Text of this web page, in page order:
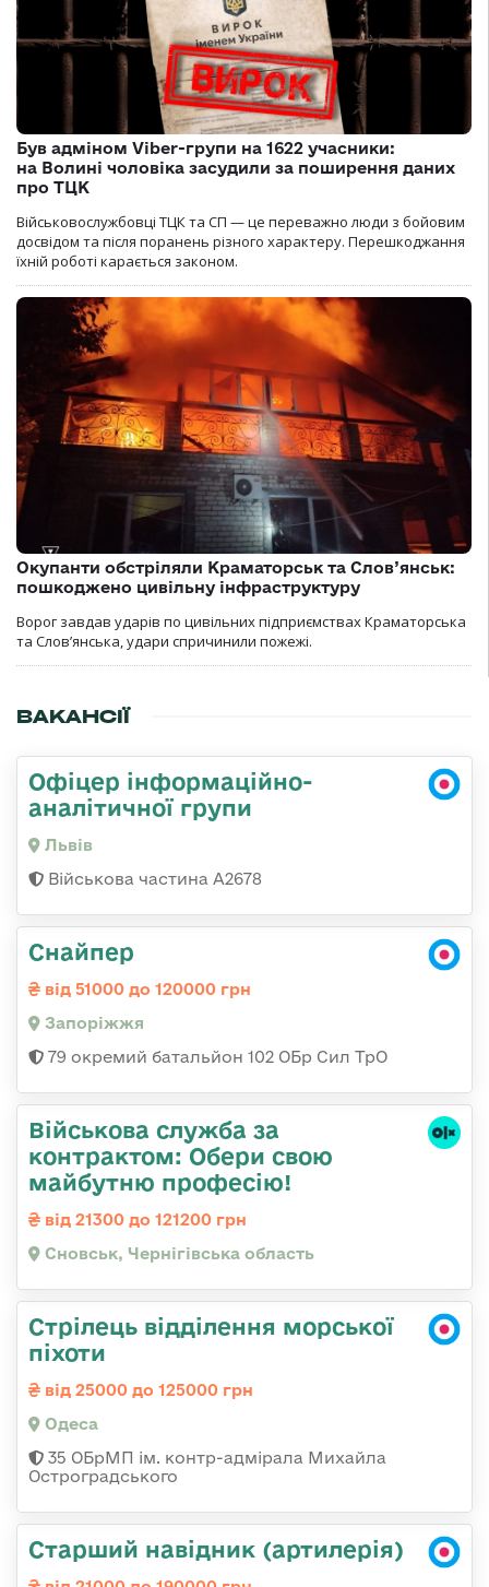
Був адміном Viber-групи на 1622 учасники:
на Волині чоловіка засудили за поширення даних
про ТЦК
Військовослужбовці ТЦК та СП — це переважно люди з бойовим
досвідом та після поранень різного характеру. Перешкоджання
їхній роботі карається законом.
Окупанти обстріляли Краматорськ та Слов’янськ:
пошкоджено цивільну інфраструктуру
Ворог завдав ударів по цивільних підприємствах Краматорська
та Слов’янська, удари спричинили пожежі.
ВАКАНСІЇ
Офіцер інформаційно-
аналітичної групи
Львів
Військова частина А2678
Снайпер
від 51000 до 120000 грн
Запоріжжя
79 окремий батальйон 102 ОБр Сил ТрО
Військова служба за
контрактом: Обери свою
майбутню професію!
від 21300 до 121200 грн
Сновськ, Чернігівська область
Стрілець відділення морської
піхоти
від 25000 до 125000 грн
Одеса
35 ОБрМП ім. контр-адмірала Михайла
Остроградського
Старший навідник (артилерія)